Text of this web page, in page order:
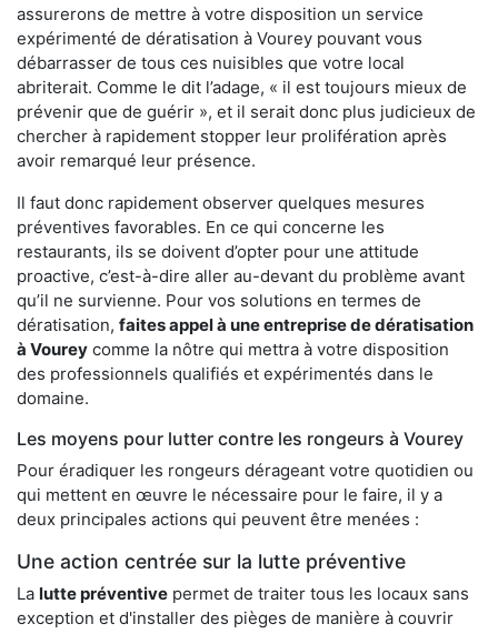
assurerons de mettre à votre disposition un service
expérimenté de dératisation à Vourey pouvant vous
débarrasser de tous ces nuisibles que votre local
abriterait. Comme le dit l’adage, « il est toujours mieux de
prévenir que de guérir », et il serait donc plus judicieux de
chercher à rapidement stopper leur prolifération après
avoir remarqué leur présence.
Il faut donc rapidement observer quelques mesures
préventives favorables. En ce qui concerne les
restaurants, ils se doivent d’opter pour une attitude
proactive, c’est-à-dire aller au-devant du problème avant
qu’il ne survienne. Pour vos solutions en termes de
dératisation, faites appel à une entreprise de dératisation
à Vourey comme la nôtre qui mettra à votre disposition
des professionnels qualifiés et expérimentés dans le
domaine.
Les moyens pour lutter contre les rongeurs à Vourey
Pour éradiquer les rongeurs dérageant votre quotidien ou
qui mettent en œuvre le nécessaire pour le faire, il y a
deux principales actions qui peuvent être menées :
Une action centrée sur la lutte préventive
La lutte préventive permet de traiter tous les locaux sans
exception et d'installer des pièges de manière à couvrir